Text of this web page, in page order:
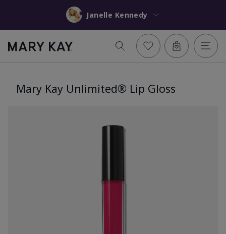
Janelle Kennedy
Mary Kay Unlimited® Lip Gloss